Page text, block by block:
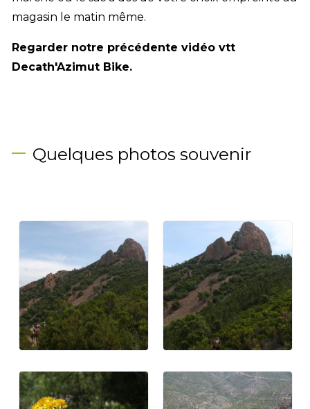
magasin le matin même.
Regarder notre précédente vidéo vtt
Decath'Azimut Bike.
Quelques photos souvenir